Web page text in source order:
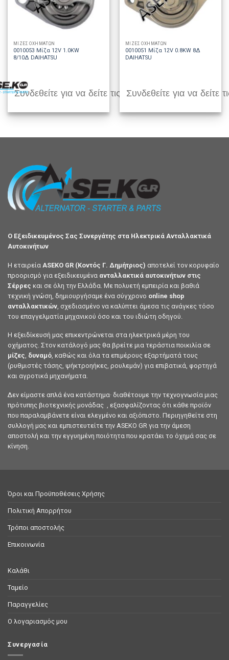
ΜΙΖΕΣ ΟΧΗΜΑΤΩΝ
0010053 Μίζα 12V 1.0KW
8/10Δ DAIHATSU
Συνδεθείτε για να δείτε τις τιμές
ΜΙΖΕΣ ΟΧΗΜΑΤΩΝ
0010051 Μίζα 12V 0.8KW 8Δ
DAIHATSU
Συνδεθείτε για να δείτε
Ο Εξειδικευμένος Σας Συνεργάτης στα Ηλεκτρικά Ανταλλακτικά
Αυτοκινήτων
Η εταιρεία ASEKO GR (Κοντός Γ. Δημήτριος) αποτελεί τον κορυφαίο
προορισμό για εξειδικευμένα ανταλλακτικά αυτοκινήτων στις
Σέρρες και σε όλη την Ελλάδα. Με πολυετή εμπειρία και βαθιά
τεχνική γνώση, δημιουργήσαμε ένα σύγχρονο online shop
ανταλλακτικών , σχεδιασμένο να καλύπτει άμεσα τις ανάγκες τόσο
του επαγγελματία μηχανικού όσο και του ιδιώτη οδηγού.
Η εξειδίκευσή μας επικεντρώνεται στα ηλεκτρικά μέρη του
οχήματος. Στον κατάλογό μας θα βρείτε μια τεράστια ποικιλία σε
μίζες, δυναμό, καθώς και όλα τα επιμέρους εξαρτήματά τους
(ρυθμιστές τάσης, ψήκτροηήκες, ρουλεμάν) για επιβατικά, φορτηγά
και αγροτικά μηχανήματα.
Δεν είμαστε απλά ένα κατάστημα· διαθέτουμε την τεχνογνωσία μιας
πρότυπης βιοτεχνικής μονάδας , εξασφαλίζοντας ότι κάθε προϊόν
που παραλαμβάνετε είναι ελεγμένο και αξιόπιστο. Περιηγηθείτε στη
συλλογή μας και εμπιστευτείτε την ASEKO GR για την άμεση
αποστολή και την εγγυημένη ποιότητα που κρατάει το όχημά σας σε
κίνηση.
Όροι και Προϋποθέσεις Χρήσης
Πολιτική Απορρήτου
Τρόποι αποστολής
Επικοινωνία
Καλάθι
Ταμείο
Παραγγελίες
Ο λογαριασμός μου
Συνεργασία